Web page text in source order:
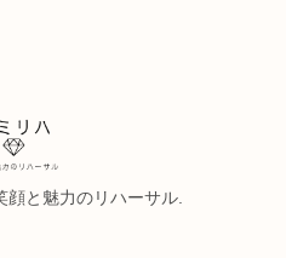
と魅力のリハーサル.